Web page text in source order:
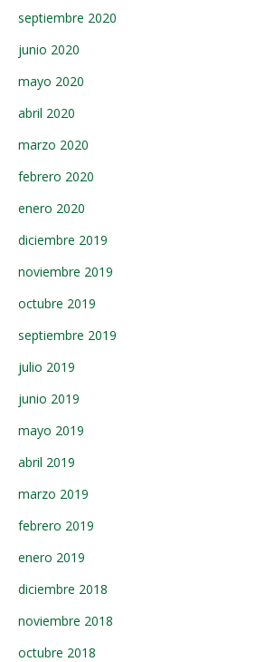
septiembre 2020
junio 2020
mayo 2020
abril 2020
marzo 2020
febrero 2020
enero 2020
diciembre 2019
noviembre 2019
octubre 2019
septiembre 2019
julio 2019
junio 2019
mayo 2019
abril 2019
marzo 2019
febrero 2019
enero 2019
diciembre 2018
noviembre 2018
octubre 2018